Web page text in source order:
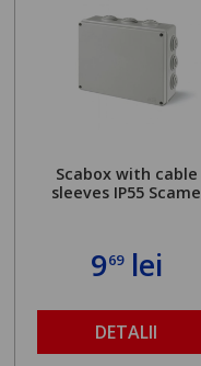
Scabox with cable
sleeves IP55 Scame
969lei
DETALII